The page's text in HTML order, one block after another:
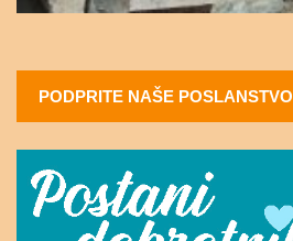
PODPRITE NAŠE POSLANSTVO